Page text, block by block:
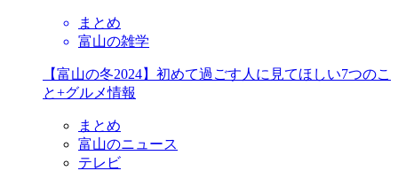
まとめ
富山の雑学
【富山の冬2024】初めて過ごす人に見てほしい7つのこ
と+グルメ情報
まとめ
富山のニュース
テレビ